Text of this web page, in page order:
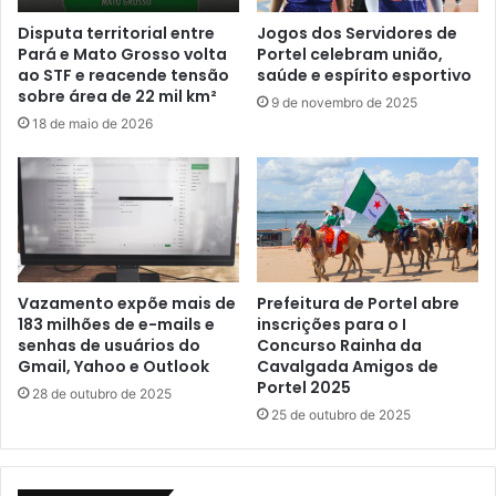
e
m
P
o
r
e
n
o
D
i
a
3
d
e
N
v
e
m
s
p
e
i
t
d
t
r
á
f
i
c
o
d
e
r
o
Disputa territorial entre
Pará e Mato Grosso volta
ao STF e reacende tensão
sobre área de 22 mil km²
18 de maio de 2026
Jogos dos Servidores de
Portel celebram união,
saúde e espírito esportivo
9 de novembro de 2025
Vazamento expõe mais de
183 milhões de e-mails e
senhas de usuários do
Gmail, Yahoo e Outlook
28 de outubro de 2025
Prefeitura de Portel abre
inscrições para o I
Concurso Rainha da
Cavalgada Amigos de
Portel 2025
25 de outubro de 2025